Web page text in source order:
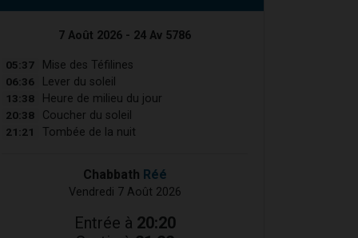
7 Août 2026 - 24 Av 5786
05:37 Mise des Téfilines
06:36 Lever du soleil
13:38 Heure de milieu du jour
20:38 Coucher du soleil
21:21 Tombée de la nuit
Chabbath Réé
Vendredi 7 Août 2026
Entrée à 20:20